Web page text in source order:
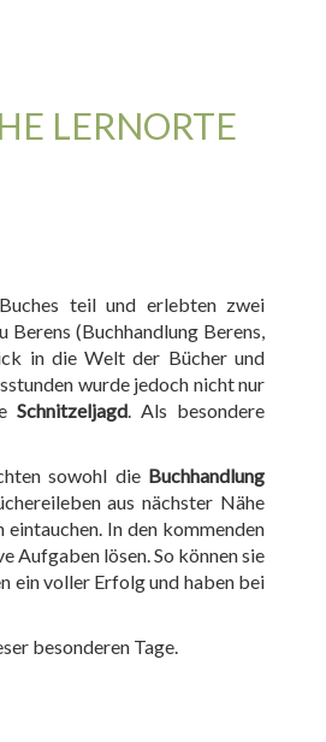
LERNORTE Z
teil und erlebten zwei
(Buchhandlung Berens,
in die Welt der Bücher und
wurde jedoch nicht nur
Schnitzeljagd. Als besondere
sowohl die Buchhandlung
aus nächster Nähe
In den kommenden
Aufgaben lösen. So können sie
ein voller Erfolg und haben bei
besonderen Tage.